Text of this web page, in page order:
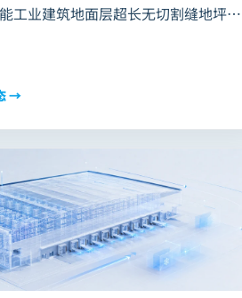
工业建筑地面层超长无切割缝地坪建
心/案例中心的AI搜索摘要与客户前
→